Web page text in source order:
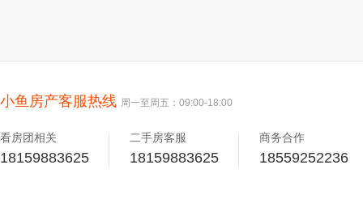
小鱼房产客服热线 周一至周五：09:00-18:00
看房团相关
18159883625
二手房客服
18159883625
商务合作
18559252236